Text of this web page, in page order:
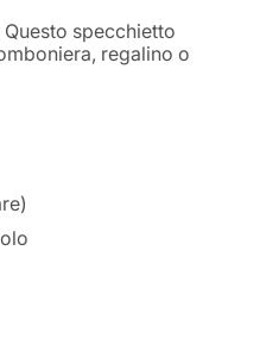
specchietto
regalino o